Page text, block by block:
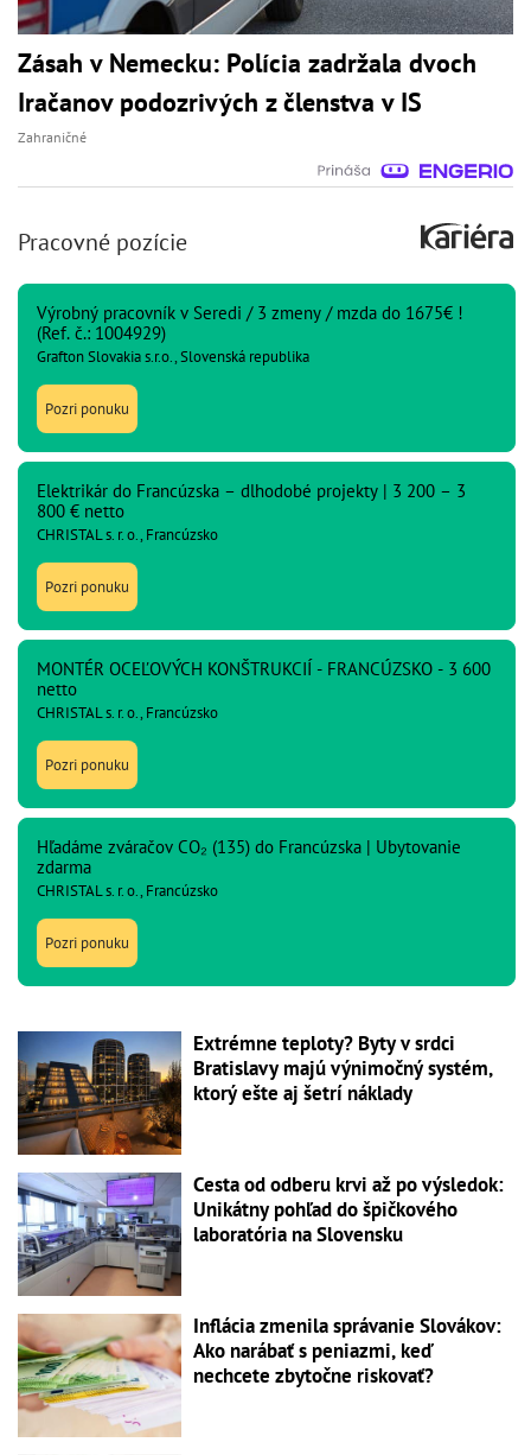
Zásah v Nemecku: Polícia zadržala dvoch
Iračanov podozrivých z členstva v IS
Zahraničné
Pracovné pozície
Výrobný pracovník v Seredi / 3 zmeny / mzda do 1675€ !
(Ref. č.: 1004929)
Grafton Slovakia s.r.o., Slovenská republika
Pozri ponuku
Elektrikár do Francúzska – dlhodobé projekty | 3 200 – 3
800 € netto
CHRISTAL s. r. o., Francúzsko
Pozri ponuku
MONTÉR OCEĽOVÝCH KONŠTRUKCIÍ - FRANCÚZSKO - 3 600
netto
CHRISTAL s. r. o., Francúzsko
Pozri ponuku
Hľadáme zváračov CO₂ (135) do Francúzska | Ubytovanie
zdarma
CHRISTAL s. r. o., Francúzsko
Pozri ponuku
Extrémne teploty? Byty v srdci
Bratislavy majú výnimočný systém,
ktorý ešte aj šetrí náklady
Cesta od odberu krvi až po výsledok:
Unikátny pohľad do špičkového
laboratória na Slovensku
Inflácia zmenila správanie Slovákov:
Ako narábať s peniazmi, keď
nechcete zbytočne riskovať?